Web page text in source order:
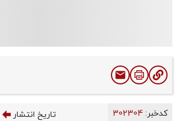
کدخبر: تاریخ انتشار